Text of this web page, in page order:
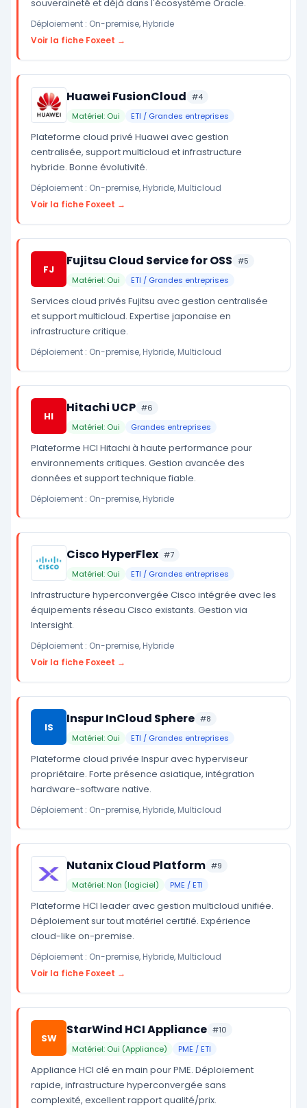
souveraineté et déjà dans l'écosystème Oracle.
Déploiement : On-premise, Hybride
Voir la fiche Foxeet →
Huawei FusionCloud #4
Matériel: Oui
ETI / Grandes entreprises
Plateforme cloud privé Huawei avec gestion
centralisée, support multicloud et infrastructure
hybride. Bonne évolutivité.
Déploiement : On-premise, Hybride, Multicloud
Voir la fiche Foxeet →
FJ
Fujitsu Cloud Service for OSS #5
Matériel: Oui
ETI / Grandes entreprises
Services cloud privés Fujitsu avec gestion centralisée
et support multicloud. Expertise japonaise en
infrastructure critique.
Déploiement : On-premise, Hybride, Multicloud
HI
Hitachi UCP #6
Matériel: Oui
Grandes entreprises
Plateforme HCI Hitachi à haute performance pour
environnements critiques. Gestion avancée des
données et support technique fiable.
Déploiement : On-premise, Hybride
Cisco HyperFlex #7
Matériel: Oui
ETI / Grandes entreprises
Infrastructure hyperconvergée Cisco intégrée avec les
équipements réseau Cisco existants. Gestion via
Intersight.
Déploiement : On-premise, Hybride
Voir la fiche Foxeet →
IS
Inspur InCloud Sphere #8
Matériel: Oui
ETI / Grandes entreprises
Plateforme cloud privée Inspur avec hyperviseur
propriétaire. Forte présence asiatique, intégration
hardware-software native.
Déploiement : On-premise, Hybride, Multicloud
Nutanix Cloud Platform #9
Matériel: Non (logiciel)
PME / ETI
Plateforme HCI leader avec gestion multicloud unifiée.
Déploiement sur tout matériel certifié. Expérience
cloud-like on-premise.
Déploiement : On-premise, Hybride, Multicloud
Voir la fiche Foxeet →
SW
StarWind HCI Appliance #10
Matériel: Oui (Appliance)
PME / ETI
Appliance HCI clé en main pour PME. Déploiement
rapide, infrastructure hyperconvergée sans
complexité, excellent rapport qualité/prix.